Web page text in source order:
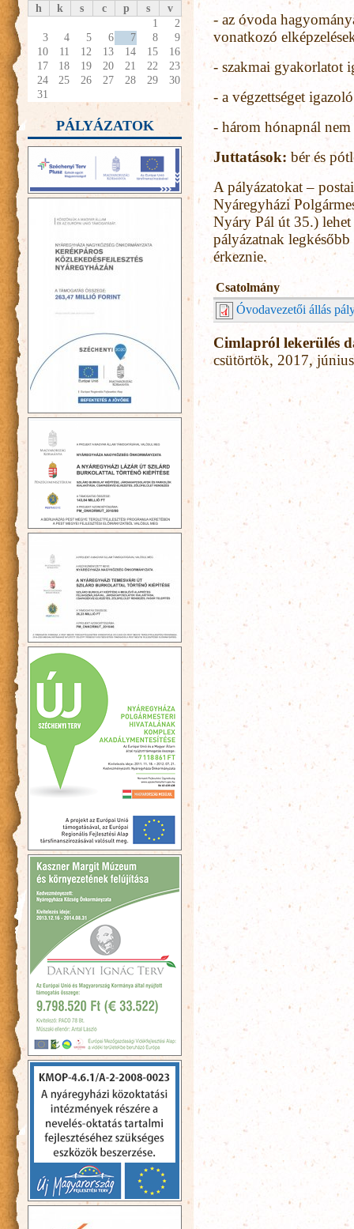
- az óvoda
vonatkozó
- szakmai gyakorlatot
- a végzettséget
- három hónapnál
Juttatások: bér és
A pályázatokat –
Nyáregyházi
Nyáry Pál út 35.)
pályázatnak
érkeznie.
Csatolmány
Óvodavezetői állás
Cimlapról lekerülés
csütörtök, 2017,
h k s c p s
v
1
2
3
4 5 6 7 8
9
10
11 12 13 14 15
16
17
18 19 20 21 22
23
24
25 26 27 28 29
30
31
PÁLYÁZATOK